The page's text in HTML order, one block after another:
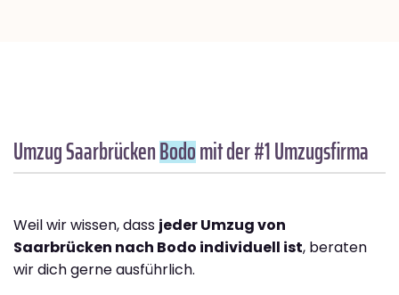
Umzug SaarbrückenBodomit der #1 Umzugsfirma
Weil wir wissen, dass jeder Umzug von
Saarbrücken nach Bodo individuell ist, beraten
wir dich gerne ausführlich.